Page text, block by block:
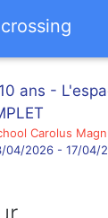
ans -
Carolus
04/2026 - 17/04/